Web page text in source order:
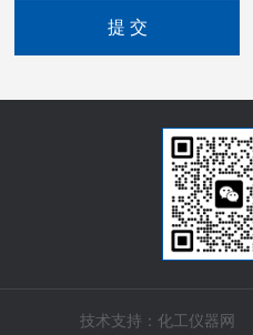
技术支持： 化工仪器网